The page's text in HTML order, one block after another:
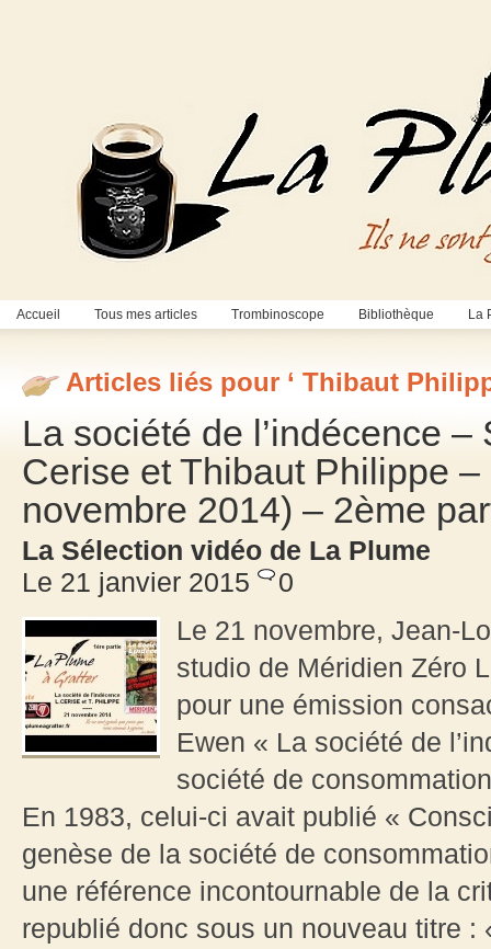
Accueil Tous mes articles Trombinoscope Bibliothèque La
Articles liés pour ‘ Thibaut
La société de l’indécence
Cerise et Thibaut Philippe
novembre 2014) – 2ème
La Sélection vidéo de La Plume
Le 21 janvier 2015
0
Le 21 novembre, Jean-
studio de Méridien Zéro
pour une émission
Ewen « La société de
société de
En 1983, celui-ci avait publié «
genèse de la société de
une référence incontournable de la
republié donc sous un nouveau titre :